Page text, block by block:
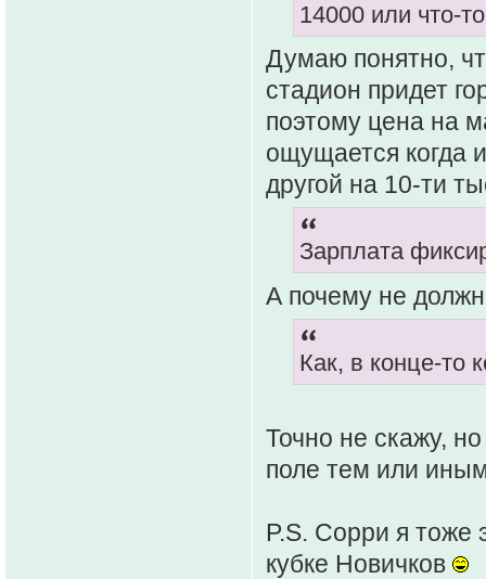
14000 или что-
Думаю понятно,
стадион придет
поэтому цена на
ощущается когда
другой на 10-ти
Зарплата
А почему не
Как, в конце-то
Точно не скажу,
поле тем или
P.S. Сорри я тоже
кубке Новичков